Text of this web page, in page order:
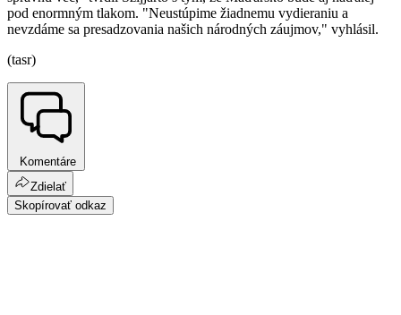
pod enormným tlakom. "Neustúpime žiadnemu vydieraniu a
nevzdáme sa presadzovania našich národných záujmov," vyhlásil.
(tasr)
Komentáre
Zdielať
Skopírovať odkaz